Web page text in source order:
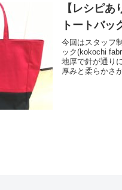
【レシピ
トートバッ
今回はスタッフ
ック(kokochi
地厚で針が通り
厚みと柔らかさ